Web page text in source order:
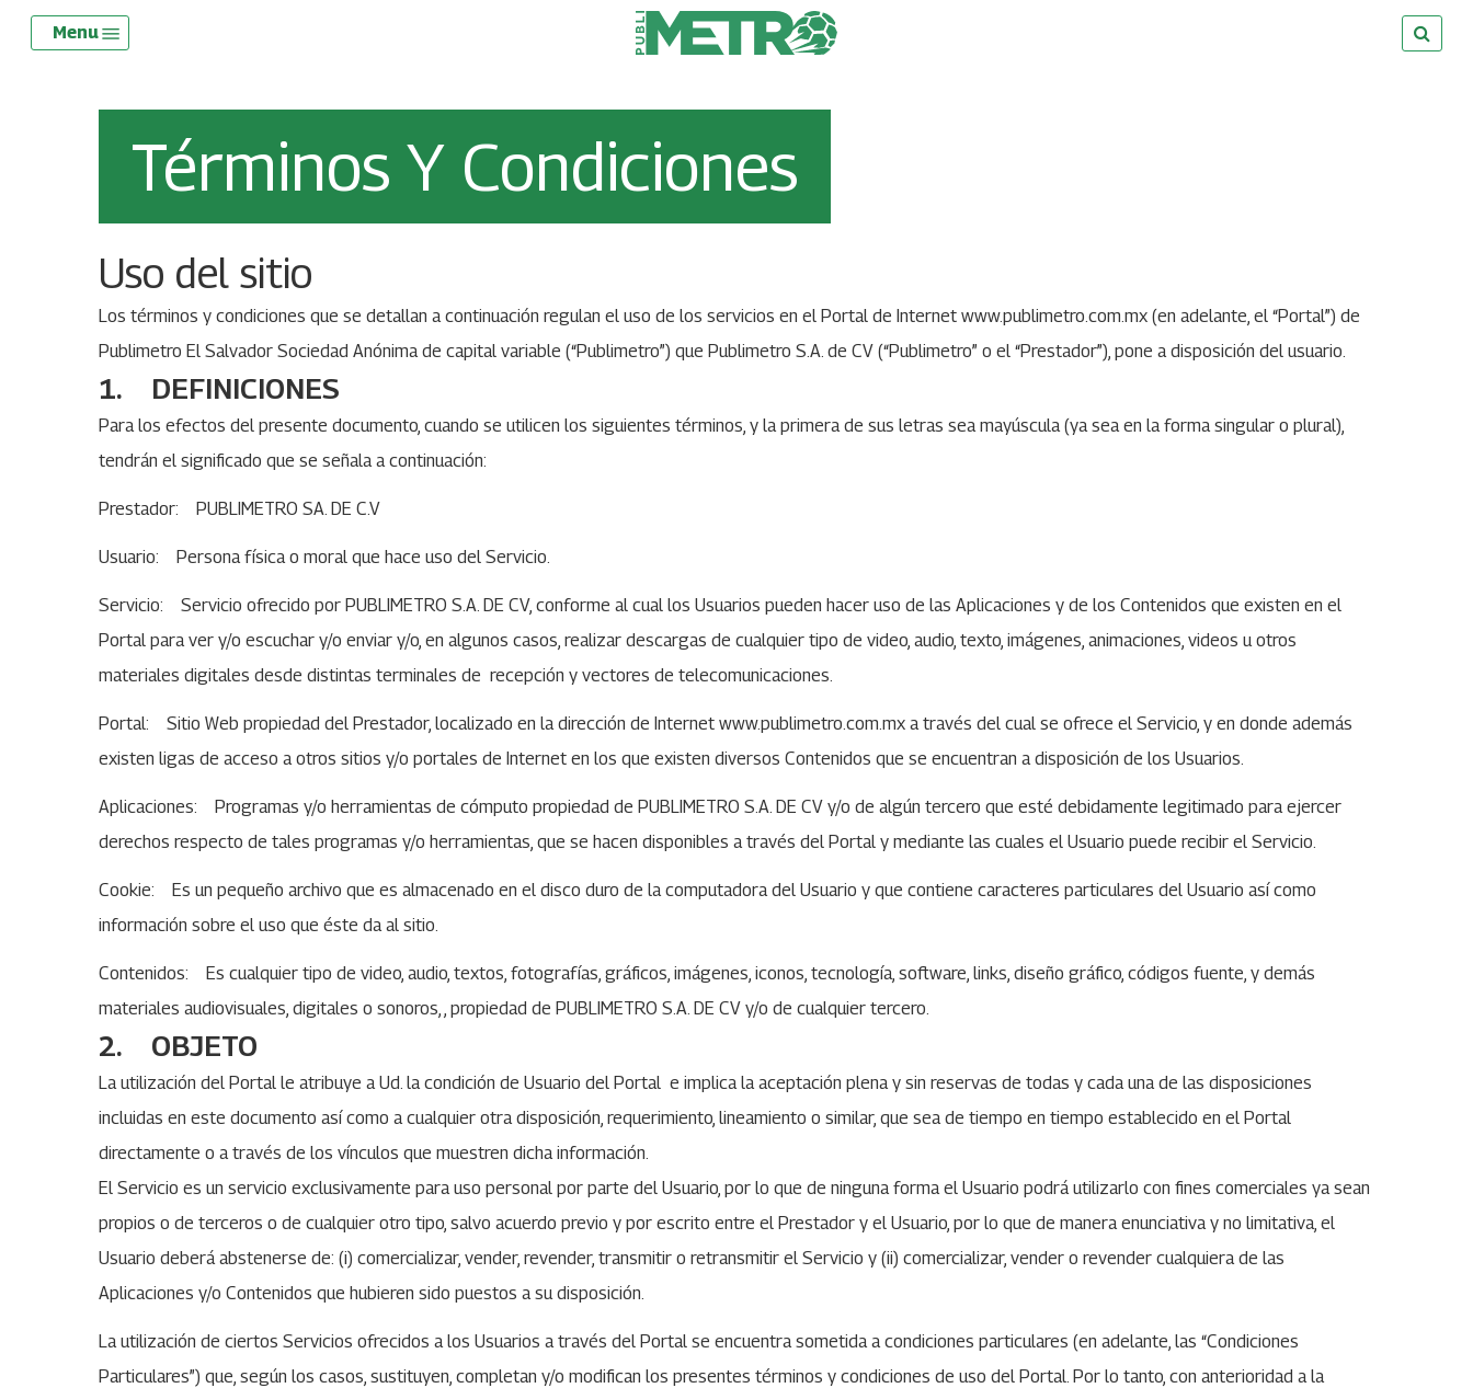
Skip
Menu
Términos Y Condiciones
Uso del sitio
Los términos y condiciones que se detallan a continuación regulan el uso de los servicios en el Portal de Internet www.publimetro.com.mx (en adelante, el “Portal”) de
Publimetro El Salvador Sociedad Anónima de capital variable (“Publimetro”) que Publimetro S.A. de CV (“Publimetro” o el “Prestador”), pone a disposición del usuario.
1. DEFINICIONES
Para los efectos del presente documento, cuando se utilicen los siguientes términos, y la primera de sus letras sea mayúscula (ya sea en la forma singular o plural),
tendrán el significado que se señala a continuación:
Prestador: PUBLIMETRO SA. DE C.V
Usuario: Persona física o moral que hace uso del Servicio.
Servicio: Servicio ofrecido por PUBLIMETRO S.A. DE CV, conforme al cual los Usuarios pueden hacer uso de las Aplicaciones y de los Contenidos que existen en el
Portal para ver y/o escuchar y/o enviar y/o, en algunos casos, realizar descargas de cualquier tipo de video, audio, texto, imágenes, animaciones, videos u otros
materiales digitales desde distintas terminales de recepción y vectores de telecomunicaciones.
Portal: Sitio Web propiedad del Prestador, localizado en la dirección de Internet www.publimetro.com.mx a través del cual se ofrece el Servicio, y en donde además
existen ligas de acceso a otros sitios y/o portales de Internet en los que existen diversos Contenidos que se encuentran a disposición de los Usuarios.
Aplicaciones: Programas y/o herramientas de cómputo propiedad de PUBLIMETRO S.A. DE CV y/o de algún tercero que esté debidamente legitimado para ejercer
derechos respecto de tales programas y/o herramientas, que se hacen disponibles a través del Portal y mediante las cuales el Usuario puede recibir el Servicio.
Cookie: Es un pequeño archivo que es almacenado en el disco duro de la computadora del Usuario y que contiene caracteres particulares del Usuario así como
información sobre el uso que éste da al sitio.
Contenidos: Es cualquier tipo de video, audio, textos, fotografías, gráficos, imágenes, iconos, tecnología, software, links, diseño gráfico, códigos fuente, y demás
materiales audiovisuales, digitales o sonoros, , propiedad de PUBLIMETRO S.A. DE CV y/o de cualquier tercero.
2. OBJETO
La utilización del Portal le atribuye a Ud. la condición de Usuario del Portal e implica la aceptación plena y sin reservas de todas y cada una de las disposiciones
incluidas en este documento así como a cualquier otra disposición, requerimiento, lineamiento o similar, que sea de tiempo en tiempo establecido en el Portal
directamente o a través de los vínculos que muestren dicha información.
El Servicio es un servicio exclusivamente para uso personal por parte del Usuario, por lo que de ninguna forma el Usuario podrá utilizarlo con fines comerciales ya sean
propios o de terceros o de cualquier otro tipo, salvo acuerdo previo y por escrito entre el Prestador y el Usuario, por lo que de manera enunciativa y no limitativa, el
Usuario deberá abstenerse de: (i) comercializar, vender, revender, transmitir o retransmitir el Servicio y (ii) comercializar, vender o revender cualquiera de las
Aplicaciones y/o Contenidos que hubieren sido puestos a su disposición.
La utilización de ciertos Servicios ofrecidos a los Usuarios a través del Portal se encuentra sometida a condiciones particulares (en adelante, las “Condiciones
Particulares”) que, según los casos, sustituyen, completan y/o modifican los presentes términos y condiciones de uso del Portal. Por lo tanto, con anterioridad a la
Menu